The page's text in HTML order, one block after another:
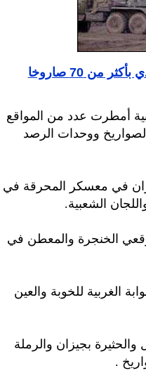
70 صاروخا
أمطرت عدد من المواقع
ووحدات الرصد
في معسكر المحرقة في
الخنجرة والمعطن في
الغربية للخوبة والعين
بجيزان والرملة
.